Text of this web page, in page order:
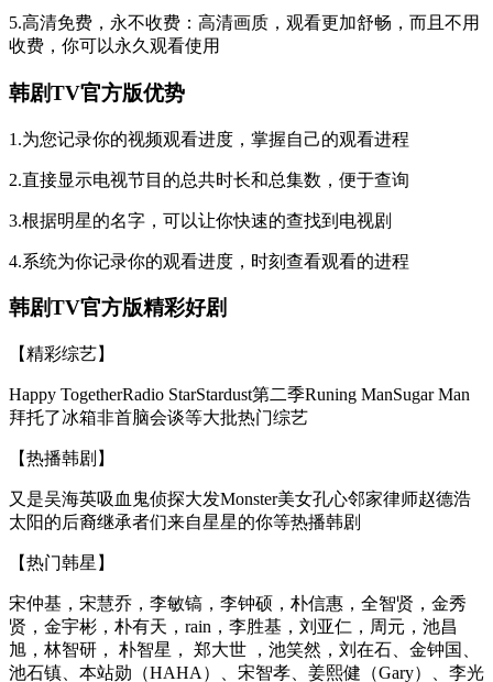
5.高清免费，永不收费：高清画质，观看更加舒畅，而且不用
收费，你可以永久观看使用
韩剧TV官方版优势
1.为您记录你的视频观看进度，掌握自己的观看进程
2.直接显示电视节目的总共时长和总集数，便于查询
3.根据明星的名字，可以让你快速的查找到电视剧
4.系统为你记录你的观看进度，时刻查看观看的进程
韩剧TV官方版精彩好剧
【精彩综艺】
Happy TogetherRadio StarStardust第二季Runing ManSugar Man
拜托了冰箱非首脑会谈等大批热门综艺
【热播韩剧】
又是吴海英吸血鬼侦探大发Monster美女孔心邻家律师赵德浩
太阳的后裔继承者们来自星星的你等热播韩剧
【热门韩星】
宋仲基，宋慧乔，李敏镐，李钟硕，朴信惠，全智贤，金秀
贤，金宇彬，朴有天，rain，李胜基，刘亚仁，周元，池昌
旭，林智研， 朴智星， 郑大世 ，池笑然，刘在石、金钟国、
池石镇、本站勋（HAHA）、宋智孝、姜熙健（Gary）、李光